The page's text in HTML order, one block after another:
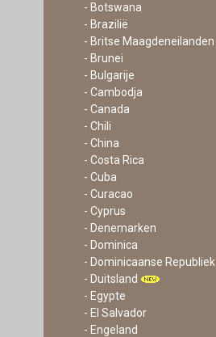
- Botswana
- Brazilië
- Britse Maagdeneilanden
- Brunei
- Bulgarije
- Cambodja
- Canada
- Chili
- China
- Costa Rica
- Cuba
- Curacao
- Cyprus
- Denemarken
- Dominica
- Dominicaanse Republiek
- Duitsland
- Egypte
- El Salvador
- Engeland